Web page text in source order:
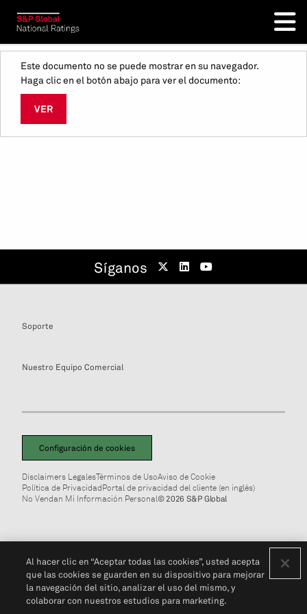
Este documento no se puede mostrar en su navegador.
Haga clic en el botón abajo para ver el documento:
VER
Síganos
Soporte
Nuestro Equipo Comercial
Configuración de cookies
Disclaimers LegalesTérminos de UsoAviso de Cookie
Política de PrivacidadPortal de privacidad del cliente (en inglés)
No Vendan Mi Información Personal© 2026 S&P Global
Al hacer clic en “Aceptar todas las cookies”, usted acepta
que las cookies se guarden en su dispositivo para mejorar
la navegación del sitio, analizar el uso del mismo, y
colaborar con nuestros estudios para marketing.